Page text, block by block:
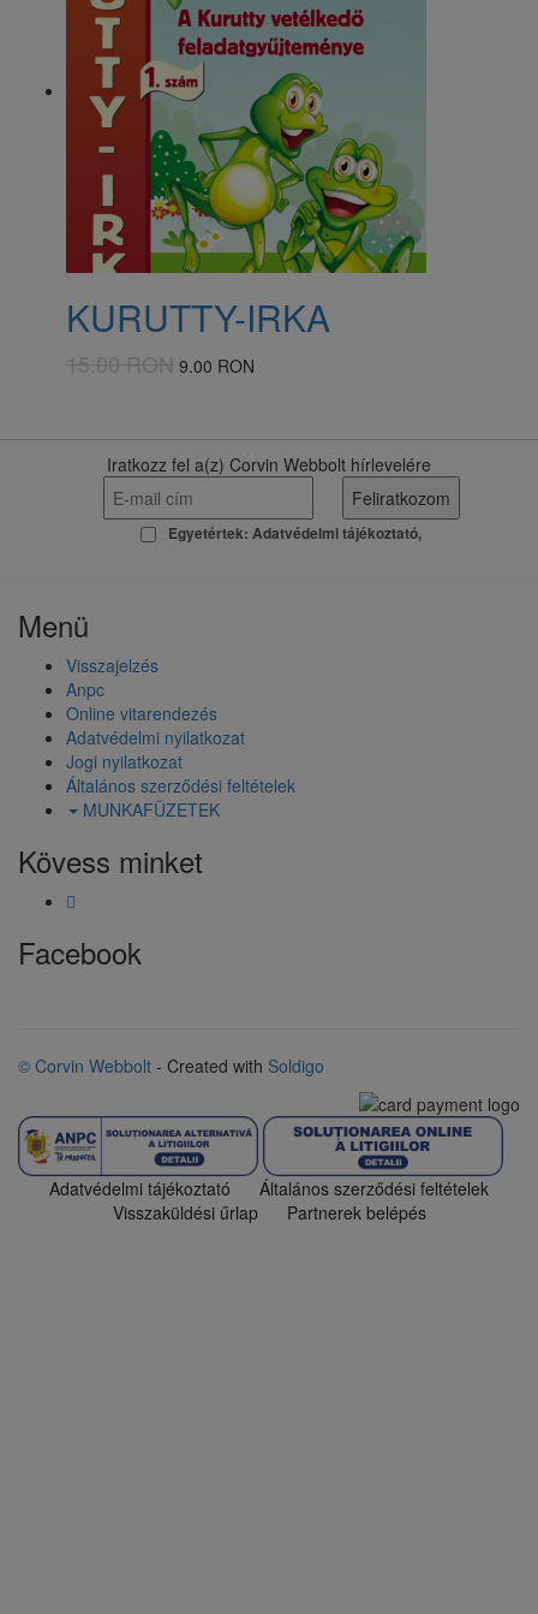
KURUTTY-IRKA
15.00 RON 9.00 RON
Iratkozz fel a(z) Corvin Webbolt hírlevelére
Egyetértek: Adatvédelmi tájékoztató
Menü
Visszajelzés
Anpc
Online vitarendezés
Adatvédelmi nyilatkozat
Jogi nyilatkozat
Általános szerződési feltételek
MUNKAFÜZETEK
Kövess minket
Facebook
© Corvin Webbolt - Created with Soldigo
Adatvédelmi tájékoztató
Általános szerződési feltételek
Visszaküldési űrlap
Partnerek belépés